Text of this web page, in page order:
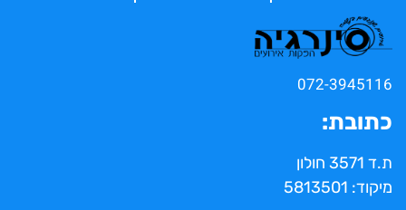
072-3945116
כתובת:
ת.ד 3571 חולון
מיקוד: 5813501